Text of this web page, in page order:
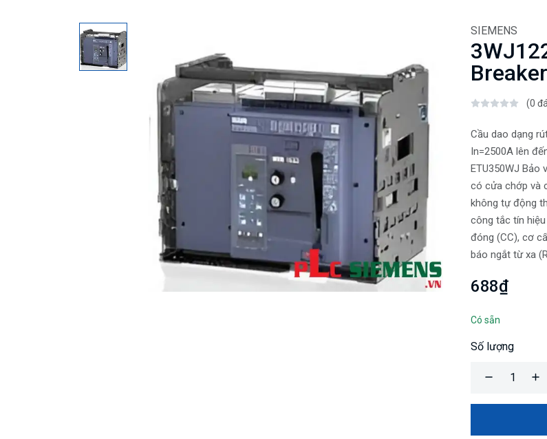
SIEMENS
(0
Cầu dao dạng
In=2500A lên
ETU350WJ Bảo
có cửa chớp và
không tự động
công tắc tín
đóng (CC), cơ
báo ngắt từ xa
688₫
Có sẵn
Số lượng